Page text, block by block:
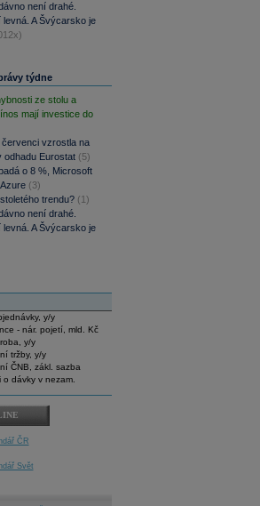
není drahé.
A Švýcarsko je
týdne
ze stolu a
mají investice do
vzrostla na
odhadu Eurostat (5)
o 8 %, Microsoft
(3)
trendu? (1)
není drahé.
A Švýcarsko je
y/y
- nár. pojetí, mld. Kč
y/y
tržby, y/y
ČNB, zákl. sazba
o dávky v nezam.
ČR
Svět